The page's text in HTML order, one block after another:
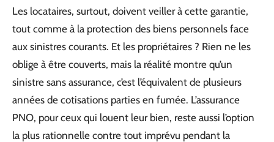
Les locataires, surtout, doivent veiller à cette garantie,
tout comme à la protection des biens personnels face
aux sinistres courants. Et les propriétaires ? Rien ne les
oblige à être couverts, mais la réalité montre qu’un
sinistre sans assurance, c’est l’équivalent de plusieurs
années de cotisations parties en fumée. L’assurance
PNO, pour ceux qui louent leur bien, reste aussi l’option
la plus rationnelle contre tout imprévu pendant la